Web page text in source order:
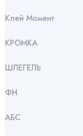
Клей Момент
КРОМКА
ШЛЕГЕЛЬ
ФН
АБС